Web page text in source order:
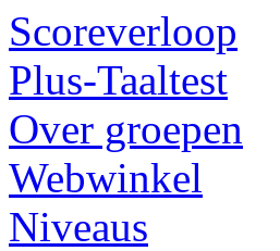
Scoreverloop
Plus-Taaltest
Over groepen
Webwinkel
Niveaus